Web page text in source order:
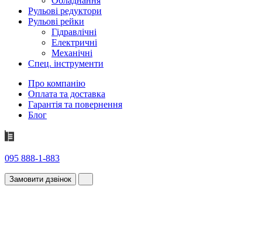
Рульові редуктори
Рульові рейки
Гідравлічні
Електричні
Механічні
Спец. інструменти
Про компанію
Оплата та доставка
Гарантія та повернення
Блог
095 888-1-883
Замовити дзвінок